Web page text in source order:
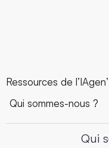
Ressources de l’IAgen’
Qui sommes-nous ?
Qui